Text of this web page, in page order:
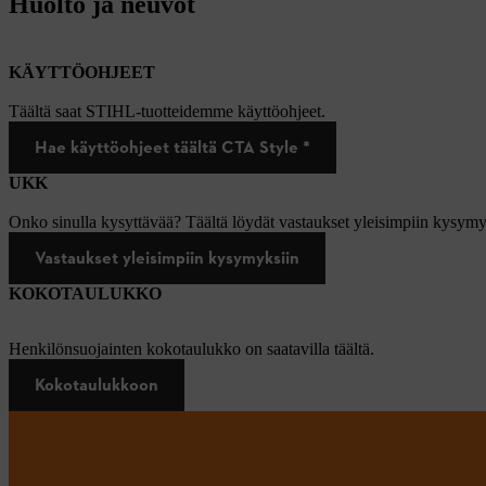
KÄYTTÖOHJEET
Täältä saat STIHL-tuotteidemme käyttöohjeet.
Hae käyttöohjeet täältä CTA Style *
UKK
Onko sinulla kysyttävää? Täältä löydät vastaukset yleisimpiin
Vastaukset yleisimpiin kysymyksiin
KOKOTAULUKKO
Henkilönsuojainten kokotaulukko on saatavilla täältä.
Kokotaulukkoon